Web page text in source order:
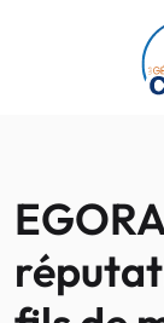
Passer au contenu